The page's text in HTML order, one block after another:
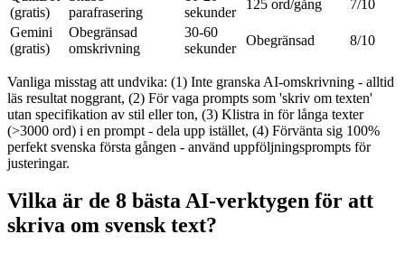
(gratis)
parafrasering
sekunder
125 ord/gång
7/10
Gemini
(gratis)
Obegränsad
omskrivning
30-60
sekunder
Obegränsad 8/10
Vanliga misstag att undvika: (1) Inte granska AI-omskrivning - alltid
läs resultat noggrant, (2) För vaga prompts som 'skriv om texten'
utan specifikation av stil eller ton, (3) Klistra in för långa texter
(>3000 ord) i en prompt - dela upp istället, (4) Förvänta sig 100%
perfekt svenska första gången - använd uppföljningsprompts för
justeringar.
Vilka är de 8 bästa AI-verktygen för att
skriva om svensk text?